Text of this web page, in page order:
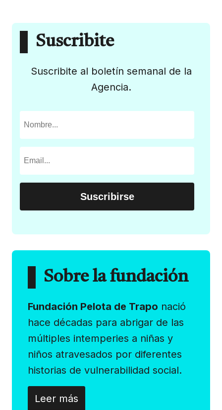
Suscribite
Suscribite al boletín semanal de la
Agencia.
Sobre la fundación
Fundación Pelota de Trapo nació
hace décadas para abrigar de las
múltiples intemperies a niñas y
niños atravesados por diferentes
historias de vulnerabilidad social.
Leer más